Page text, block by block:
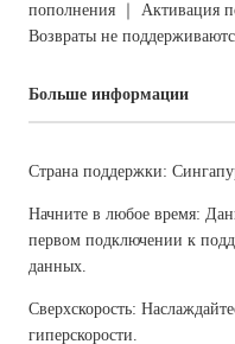
пополнения ｜ Активация
Возвраты не
Больше информации
Страна поддержки:
Начните в любое время:
первом подключении к
данных.
Сверхскорость:
гиперскорости.